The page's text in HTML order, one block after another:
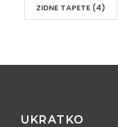
ZIDNE TAPETE (4)
UKRATKO